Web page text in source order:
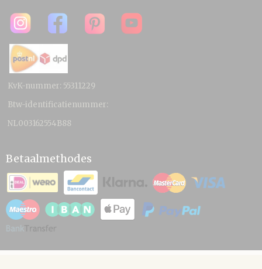
KvK-nummer: 55311229
Btw-identificatienummer:
NL003162554B88
Betaalmethodes